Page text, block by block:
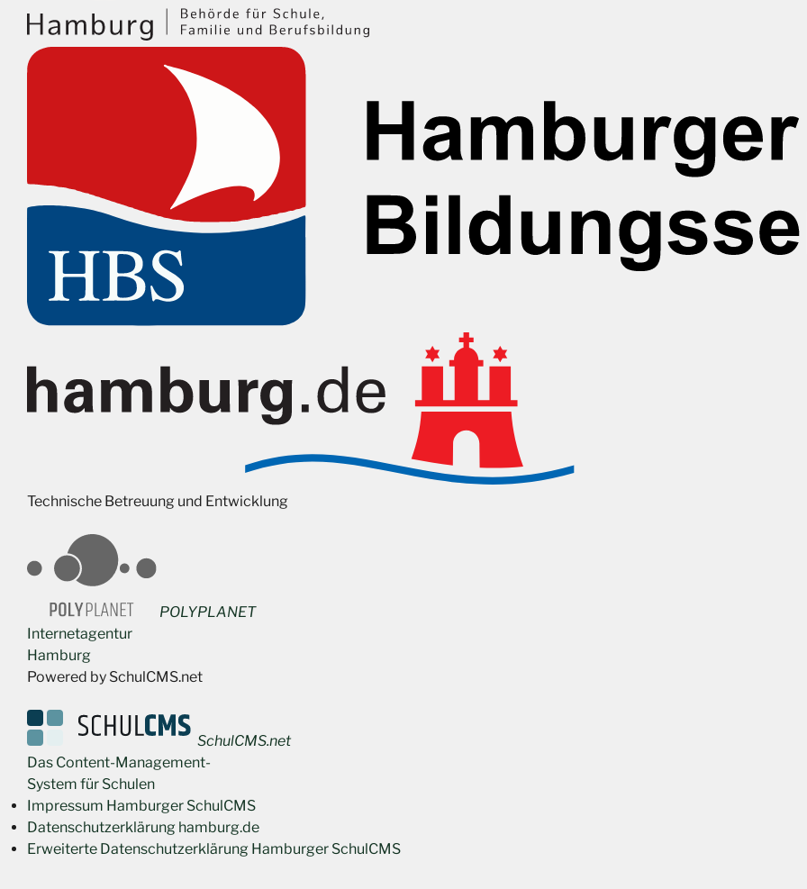
Technische Betreuung und Entwicklung
POLYPLANET
Internetagentur
Hamburg
Powered by SchulCMS.net
SchulCMS.net
Das Content-Management-
System für Schulen
Impressum Hamburger SchulCMS
Datenschutzerklärung hamburg.de
Erweiterte Datenschutzerklärung Hamburger SchulCMS